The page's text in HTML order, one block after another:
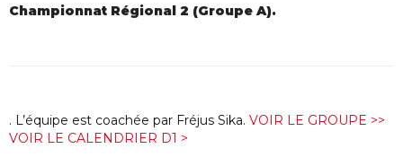
Championnat Régional 2 (Groupe A).
. L’équipe est coachée par Fréjus Sika. VOIR LE GROUPE >>
VOIR LE CALENDRIER D1 >